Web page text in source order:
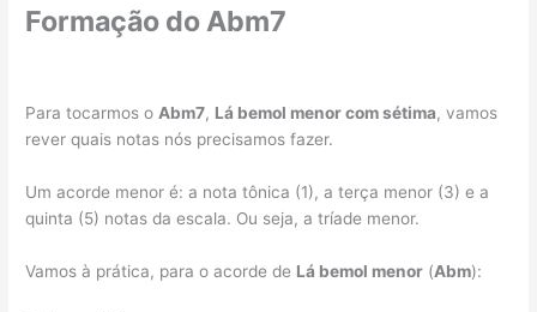
Formação do Abm7
Para tocarmos o Abm7, Lá bemol menor com sétima, vamos
rever quais notas nós precisamos fazer.
Um acorde menor é: a nota tônica (1), a terça menor (3) e a
quinta (5) notas da escala. Ou seja, a tríade menor.
Vamos à prática, para o acorde de Lá bemol menor (Abm):